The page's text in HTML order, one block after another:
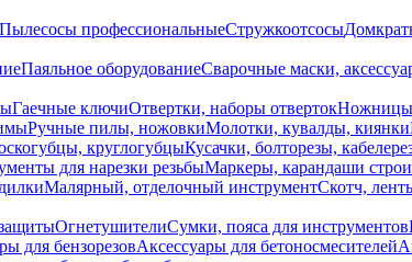
Пылесосы профессиональныеСтружкоотсосы
Паяльное оборудованиеСварочные маски,
Гаечные ключиОтвертки, наборы отвертокНожницы
Ручные пилы, ножовкиМолотки, кувалды, киянки
круглогубцыКусачки, болторезы,
для нарезки резьбыМаркеры, карандаши
Малярный, отделочный инструментСкотч,
ОгнетушителиСумки, пояса для инструментов
для бензорезовАксессуары для бетоносмесителей